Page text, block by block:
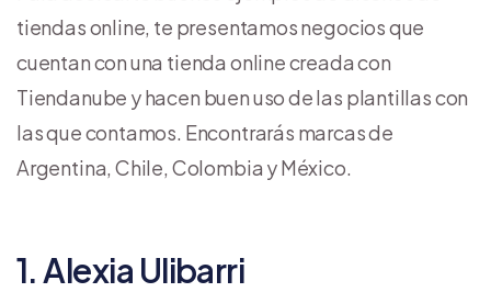
tiendas online, te presentamos negocios que
cuentan con una tienda online creada con
Tiendanube y hacen buen uso de las plantillas con
las que contamos. Encontrarás marcas de
Argentina, Chile, Colombia y México.
1. Alexia Ulibarri